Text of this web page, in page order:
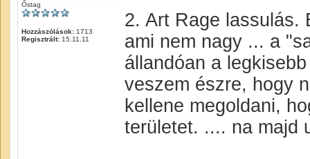
Őstag
Hozzászólások: 1713
Regisztrált: 15.11.11
2. Art Rage lassulás.
ami nem nagy ... a
állandóan a
veszem észre, hogy
kellene megoldani,
területet. .... na majd